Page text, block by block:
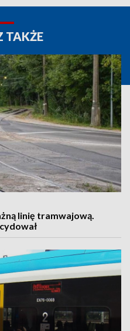
TAKŻE
linię tramwajową.